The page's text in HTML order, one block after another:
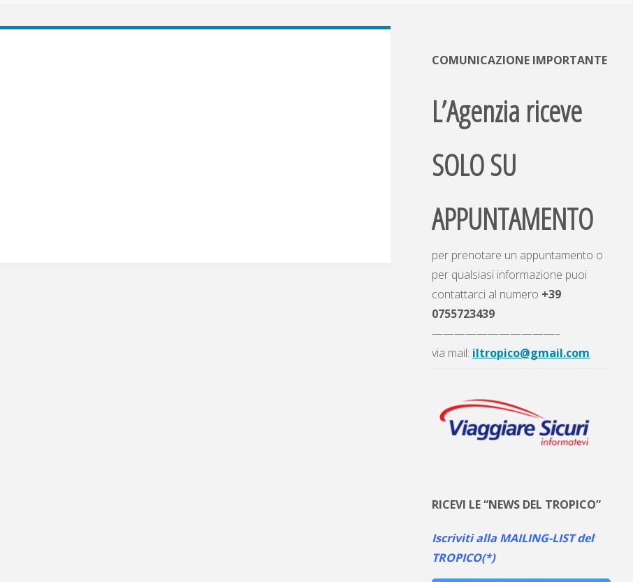
COMUNICAZIONE IMPORTANTE
L’Agenzia riceve
SOLO SU
APPUNTAMENTO
per prenotare un appuntamento o
per qualsiasi informazione puoi
contattarci al numero +39
0755723439
———————————–
via mail: iltropico@gmail.com
RICEVI LE “NEWS DEL TROPICO”
Iscriviti alla MAILING-LIST del
TROPICO(*)